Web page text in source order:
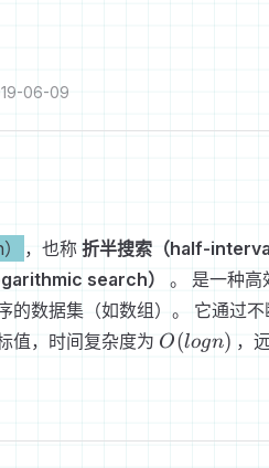
06-09
，也称 折半搜索（half-
search）
。 是一种高
的数据集（如数组）。 它通过不
值，时间复杂度为 O(log
O(logn) ，